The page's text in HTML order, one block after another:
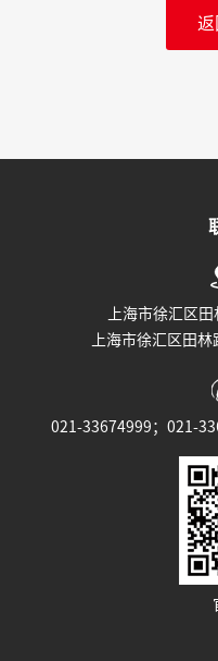
返
上海市徐汇区
上海市徐汇区田
021-33674999；021-